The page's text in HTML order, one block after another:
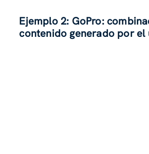
Ejemplo 2: GoPro:
contenido generado por el